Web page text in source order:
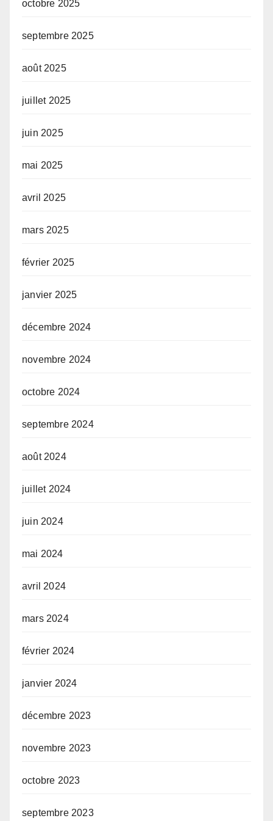
octobre 2025
septembre 2025
août 2025
juillet 2025
juin 2025
mai 2025
avril 2025
mars 2025
février 2025
janvier 2025
décembre 2024
novembre 2024
octobre 2024
septembre 2024
août 2024
juillet 2024
juin 2024
mai 2024
avril 2024
mars 2024
février 2024
janvier 2024
décembre 2023
novembre 2023
octobre 2023
septembre 2023